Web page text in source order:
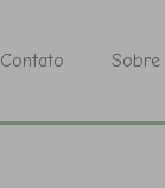
Contato Sobre